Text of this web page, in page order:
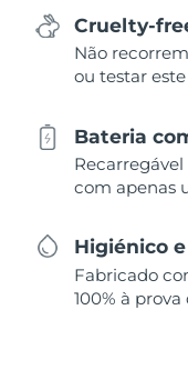
Cruelty-
Não
ou testar
Bateria
com apenas
Higiénico
Fabricado
100% à